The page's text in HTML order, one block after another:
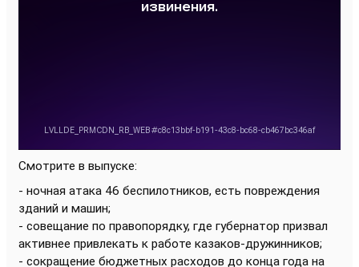
Смотрите в выпуске:
- ночная атака 46 беспилотников, есть повреждения
зданий и машин;
- совещание по правопорядку, где губернатор призвал
активнее привлекать к работе казаков-дружинников;
- сокращение бюджетных расходов до конца года на